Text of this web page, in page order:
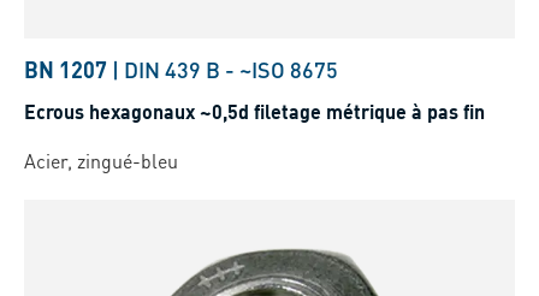
BN 1207 | DIN 439 B - ~ISO 8675
Ecrous hexagonaux ~0,5d filetage métrique à pas fin
Acier, zingué-bleu